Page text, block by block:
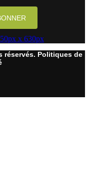
réservés. Politiques de